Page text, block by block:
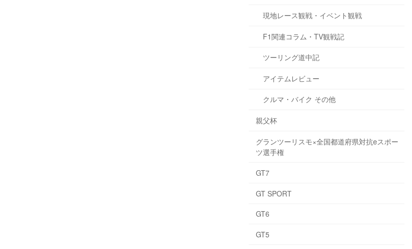
現地レース観戦・イベント観戦
F1関連コラム・TV観戦記
ツーリング道中記
アイテムレビュー
クルマ・バイク その他
親父杯
グランツーリスモ×全国都道府県対抗eスポー
ツ選手権
GT7
GT SPORT
GT6
GT5